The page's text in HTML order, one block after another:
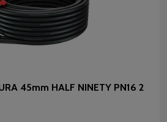
45mm HALF NINETY PN16 2